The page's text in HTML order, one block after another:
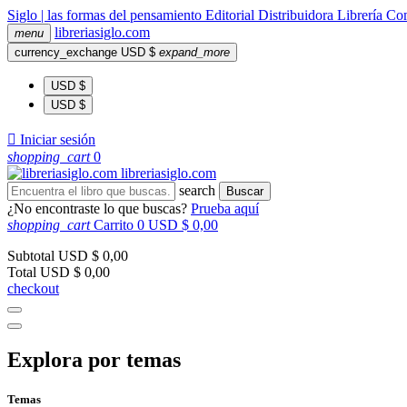
Siglo | las formas del pensamiento Editorial Distribuidora Librería
menu libreriasiglo.com
currency_exchange USD $ expand_more
USD $
USD $
 Iniciar sesión
shopping_cart 0
libreriasiglo.com
search
Buscar
¿No encontraste lo que buscas? Prueba aquí
shopping_cart Carrito 0 USD $ 0,00
Subtotal USD $ 0,00
Total USD $ 0,00
checkout
Explora por temas
Temas